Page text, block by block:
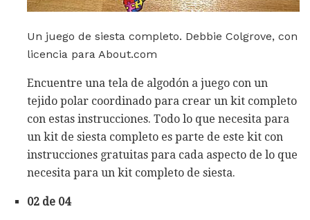
Un juego de siesta completo. Debbie Colgrove, con
licencia para About.com
Encuentre una tela de algodón a juego con un
tejido polar coordinado para crear un kit completo
con estas instrucciones. Todo lo que necesita para
un kit de siesta completo es parte de este kit con
instrucciones gratuitas para cada aspecto de lo que
necesita para un kit completo de siesta.
02 de 04